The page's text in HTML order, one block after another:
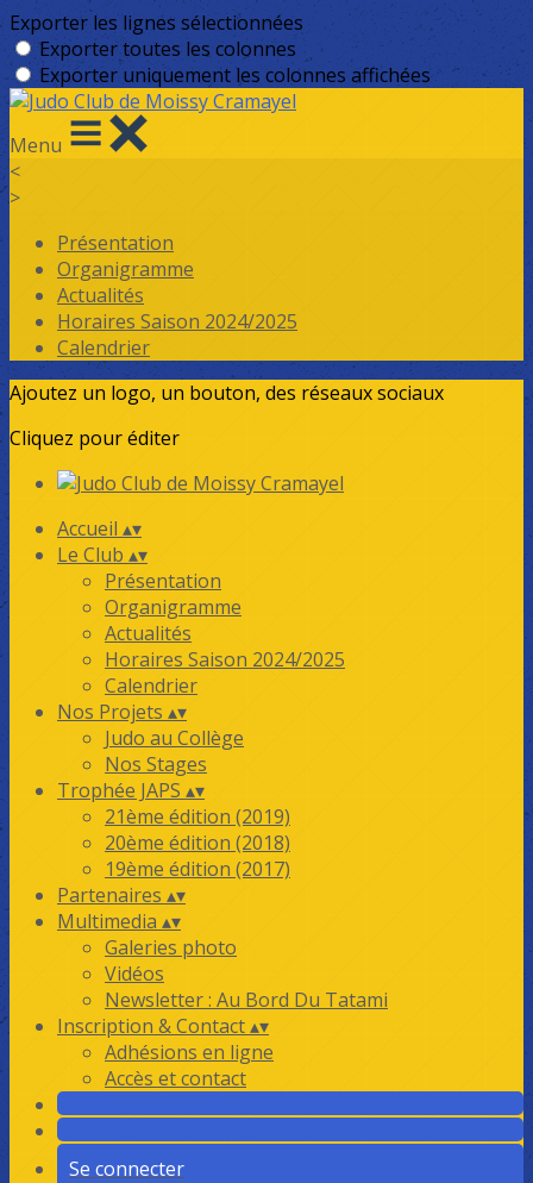
Exporter les lignes sélectionnées
Exporter toutes les colonnes
Exporter uniquement les colonnes affichées
Menu
<
>
Présentation
Organigramme
Actualités
Horaires Saison 2024/2025
Calendrier
Ajoutez un logo, un bouton, des réseaux sociaux
Cliquez pour éditer
Accueil ▴▾
Le Club ▴▾
Présentation
Organigramme
Actualités
Horaires Saison 2024/2025
Calendrier
Nos Projets ▴▾
Judo au Collège
Nos Stages
Trophée JAPS ▴▾
21ème édition (2019)
20ème édition (2018)
19ème édition (2017)
Partenaires ▴▾
Multimedia ▴▾
Galeries photo
Vidéos
Newsletter : Au Bord Du Tatami
Inscription & Contact▴▾
Adhésions en ligne
Accès et contact
Se connecter